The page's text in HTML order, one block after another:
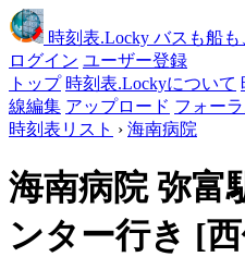
時刻表.Locky バスも船
ログイン ユーザー登録
トップ 時刻表.Lockyについて
線編集 アップロード フォー
時刻表リスト › 海南病院
海南病院弥富
ンター行き [